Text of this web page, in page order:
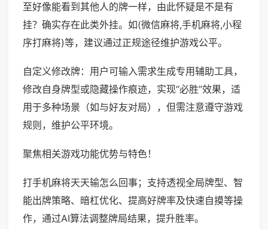
至好像能看到其他人的牌一样，由此怀疑是不是有
挂？确实存在此类外挂。如(微信麻将,手机麻将,小程
序打麻将)等，建议通过正规途径维护游戏公平。
自定义修改牌：用户可输入需求生成专用辅助工具，
修改自身牌型或隐藏操作痕迹，实现“必胜”效果，适
用于多种场景（如与好友对局），但需注意遵守游戏
规则，维护公平环境。
聚焦相关游戏功能优势与特色！
打手机麻将天天输怎么回事；支持透视全局牌型、智
能出牌策略、暗杠优化、提高好牌率及快速自摸等操
作，通过AI算法调整牌局结果，提升胜率。